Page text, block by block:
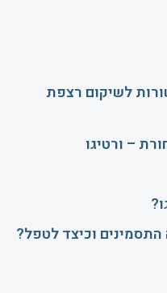
לשיקום רצפת
– ורטיגו
וכיצד לטפל?